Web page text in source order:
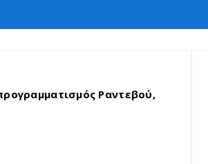
ταξιδιωτικά portals
για τον
οργανισμού
Ραντεβού,